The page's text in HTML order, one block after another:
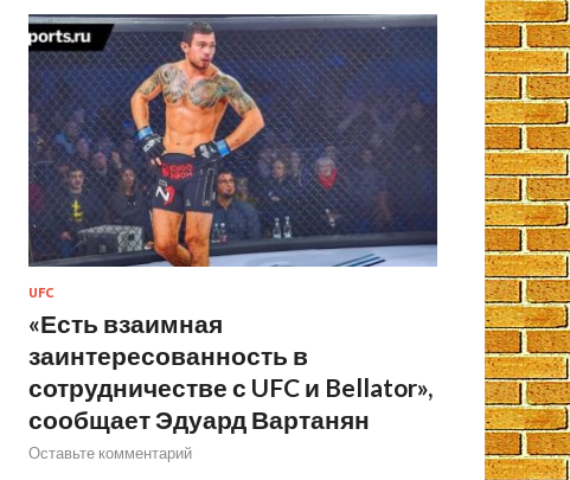
UFC
«Есть взаимная
заинтересованность в
сотрудничестве с UFC и Bellator»,
сообщает Эдуард Вартанян
Оставьте комментарий